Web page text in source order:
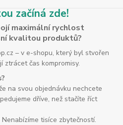
začíná zde!
maximální rychlost
kvalitou produktů?
– v e-shopu, který byl stvořen
ztrácet čas kompromisy.
na svou objednávku nechcete
dříve, než stačíte říct
tisíce zbytečností.